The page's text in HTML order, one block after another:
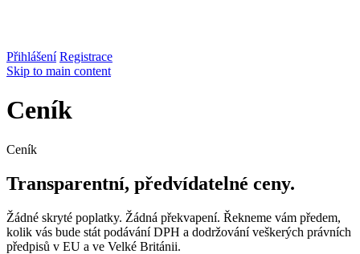
Přihlášení Registrace
Skip to main content
Ceník
Ceník
Transparentní, předvídatelné ceny.
Žádné skryté poplatky. Žádná překvapení. Řekneme vám předem,
kolik vás bude stát podávání DPH a dodržování veškerých právních
předpisů v EU a ve Velké Británii.